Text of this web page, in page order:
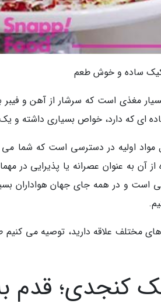
ساده و خوش طعم
مغذی است که سرشار از آهن و فیبر
ای که دارد، خواص بسیاری داشته
اولیه در دسترسی است که شما
آن به عنوان عصرانه یا پذیرایی در
است و در همه جای جهان هواداران
مختلف علاقه دارید، توصیه می کنیم
کنجدی؛ قدم